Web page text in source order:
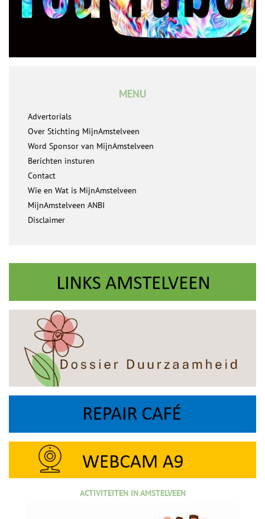
MENU
Advertorials
Over Stichting MijnAmstelveen
Word Sponsor van MijnAmstelveen
Berichten insturen
Contact
Wie en Wat is MijnAmstelveen
MijnAmstelveen ANBI
Disclaimer
ACTIVITEITEN IN AMSTELVEEN